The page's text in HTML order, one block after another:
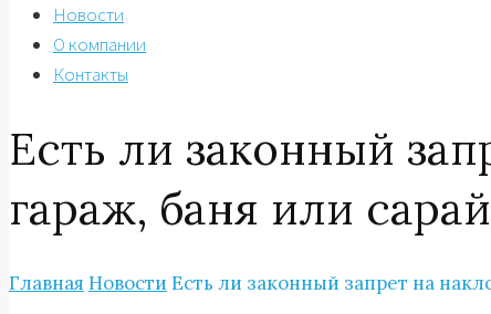
Новости
О компании
Контакты
Есть ли законный
гараж, баня или
Главная Новости Есть ли законный запрет на